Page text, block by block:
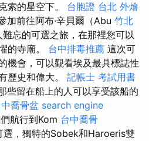
索的星空下。 台胞證 台北 外燴
加前往阿布·辛貝爾（Abu 竹北
忘的可選之旅，在那裡您可以
的寺廟。 台中排毒推薦 這次可
機會，可以觀看埃及最具標誌性
歷史和偉大。 記帳士 考試用書
些留在船上的人可以享受該船的
喬骨盆 search engine
航行到Kom 台中喬骨
選，獨特的Sobek和Haroeris雙